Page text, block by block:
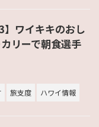
】ワイキキのおし
リーで朝食選手
旅支度 ハワイ情報